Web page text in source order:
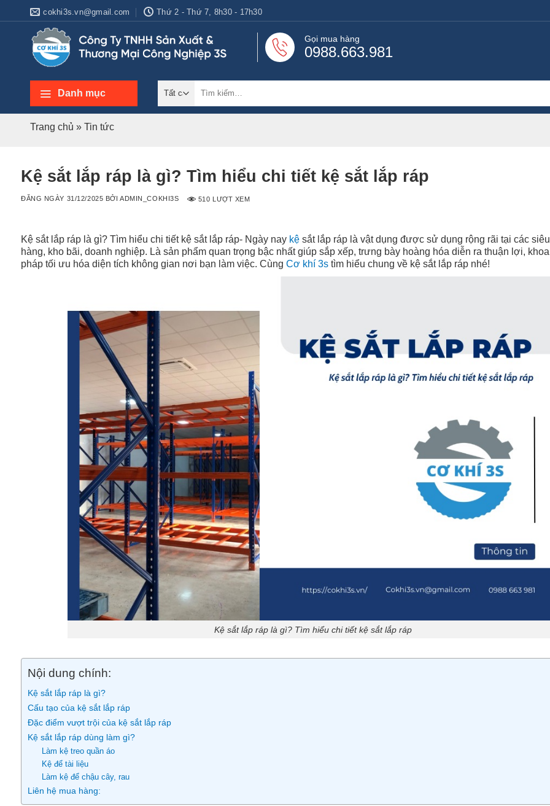
cokhi3s.vn@gmail.com Thứ 2 - Thứ 7, 8h30 - 17h30
Gọi mua hàng
0988.663.981
Danh mục
kiếm:
Trang chủ » Tin tức
Kệ sắt lắp ráp là gì? Tìm hiểu chi tiết kệ sắt lắp ráp
ĐĂNG NGÀY 31/12/2025 BỞIADMIN_COKHI3S 510 LƯỢT XEM
Kệ sắt lắp ráp là gì? Tìm hiểu chi tiết kệ sắt lắp ráp- Ngày nay kệ sắt lắp ráp là vật dụng được sử dụng rộng rãi tại các
hàng, kho bãi, doanh nghiệp. Là sản phẩm quan trọng bậc nhất giúp sắp xếp, trưng bày hoàng hóa diễn ra thuận lợi,
pháp tối ưu hóa diện tích không gian nơi bạn làm việc. Cùng Cơ khí 3s tìm hiểu chung về kệ sắt lắp ráp nhé!
Kệ sắt lắp ráp là gì? Tìm hiểu chi tiết kệ sắt lắp ráp
Nội dung chính:
Kệ sắt lắp ráp là gì?
Cấu tạo của kệ sắt lắp ráp
Đặc điểm vượt trội của kệ sắt lắp ráp
Kệ sắt lắp ráp dùng làm gì?
Làm kệ treo quần áo
Kệ để tài liệu
Làm kệ để chậu cây, rau
Liên hệ mua hàng: